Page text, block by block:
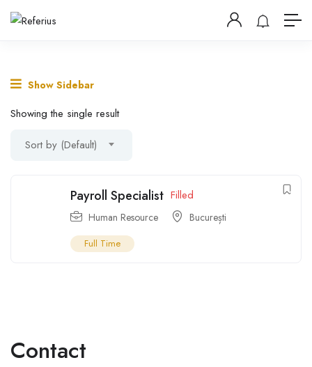
Show Sidebar
Showing the single result
Sort by (Default)
Payroll Specialist Filled
Human Resource București
Full Time
Contact